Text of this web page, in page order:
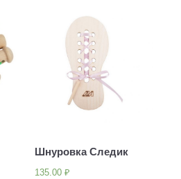
Шнуровка Следик
135.00 ₽